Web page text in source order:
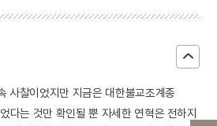
사찰이었지만 지금은 대한불교조계종
다는 것만 확인될 뿐 자세한 연혁은 전하지